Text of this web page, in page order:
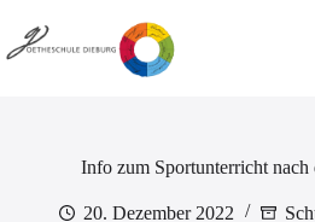
Inhalt
springen
Info zum Sportunterricht nach
20. Dezember 2022